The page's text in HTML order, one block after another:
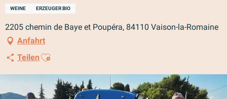
WEINE ERZEUGER BIO
2205 chemin de Baye et Poupéra, 84110 Vaison-la-Romaine
Anfahrt
Teilen Ajouter aux favoris